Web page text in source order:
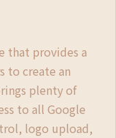
that provides a
to create an
plenty of
to all Google
logo upload,